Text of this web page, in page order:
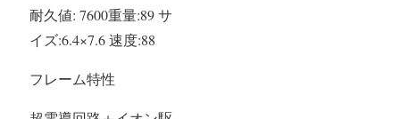
耐久値: 7600重量:89 サ
イズ:6.4×7.6 速度:88
フレーム特性